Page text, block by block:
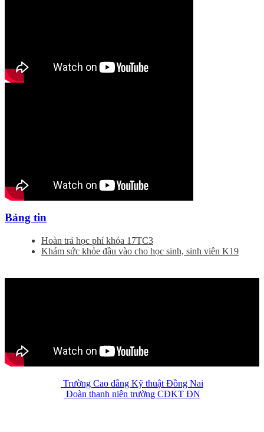
Bảng tin
Hoàn trả học phí khóa 17TC3
Khám sức khỏe đầu vào cho học sinh, sinh viên K19
Trường Cao đẳng Kỹ thuật Đồng Nai
Đoàn thanh niên trường CĐKT ĐN